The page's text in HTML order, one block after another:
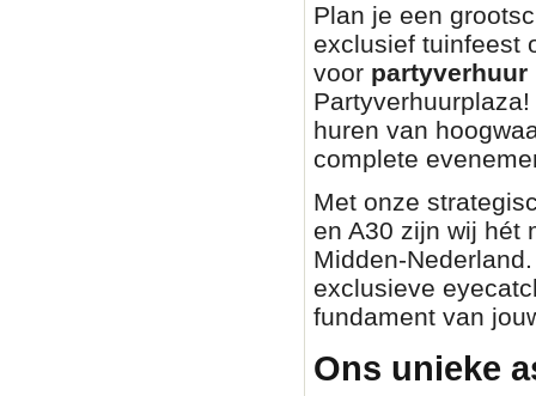
Plan je een
exclusief tuinfeest
voor partyverhuur
huren van
complete
Met onze
en A30 zijn wij hét
Midden-
exclusieve
fundament van
Ons unieke